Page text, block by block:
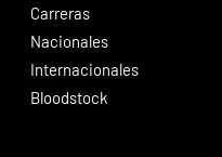
Carreras
Nacionales
Internacionales
Bloodstock